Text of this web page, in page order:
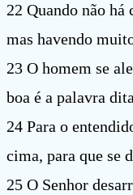
22 Quando não há
mas havendo
23 O homem se
boa é a palavra
24 Para o
cima, para que se
25 O Senhor